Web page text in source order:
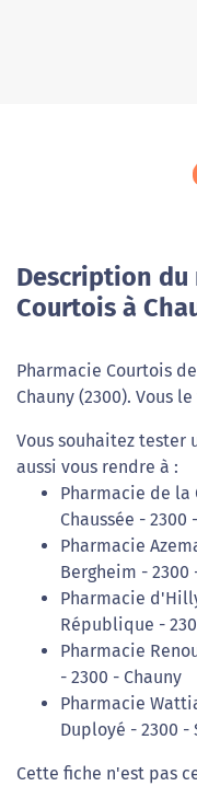
Description du
Courtois à
Pharmacie Courtois
Chauny (2300). Vous
Vous souhaitez tester
aussi vous rendre à :
Pharmacie de la
Chaussée - 2300
Pharmacie
Bergheim - 2300
Pharmacie
République -
Pharmacie
- 2300 - Chauny
Pharmacie
Duployé - 2300 -
Cette fiche n'est pas